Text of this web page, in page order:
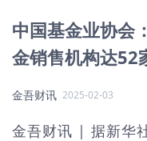
中国基金业协会
金销售机构达52
金吾财讯 2025-02-03
金吾财讯 | 据新华